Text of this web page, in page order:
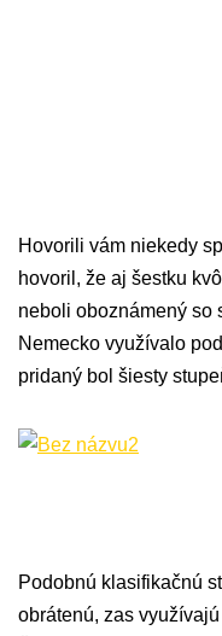
Hovorili vám niekedy
hovoril, že aj šestku
neboli oboznámený so
Nemecko využívalo
pridaný bol šiesty
Podobnú klasifikačnú
obrátenú, zas